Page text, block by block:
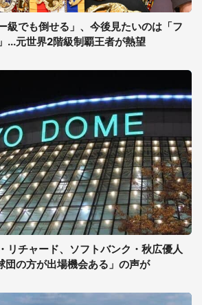
級でも倒せる」、今後見たいのは「フ
...元世界2階級制覇王者が熱望
リチャード、ソフトバンク・秋広優人
団の方が出場機会ある」の声が